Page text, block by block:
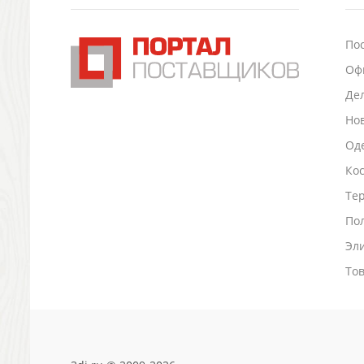
Подставки для визиток записок телефонов
Промо
Антистрессы